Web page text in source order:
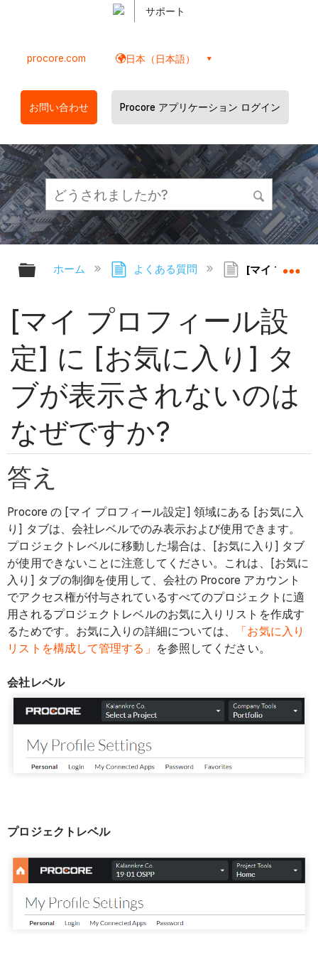
サポート
procore.com 日本（日本語）
お問い合わせ Procore アプリケーション ログイン
グローバル階層を展開/折りたたむ
ホーム よくある質問 [マイ プロフ
[マイ プロフィール設
定] に [お気に入り] タ
ブが表示されないのは
なぜですか?
答え
Procore の [マイ プロフィール設定] 領域にある [お気に入
り] タブは、会社レベルでのみ表示および使用できます。
プロジェクトレベルに移動した場合は、[お気に入り] タブ
が使用できないことに注意してください。これは、[お気に
入り] タブの制御を使用して、会社の Procore アカウント
でアクセス権が付与されているすべてのプロジェクトに適
用されるプロジェクトレベルのお気に入りリストを作成す
るためです。お気に入りの詳細については、
「お気に入り
リストを構成して管理する」 を参照してください。
会社レベル
プロジェクトレベル